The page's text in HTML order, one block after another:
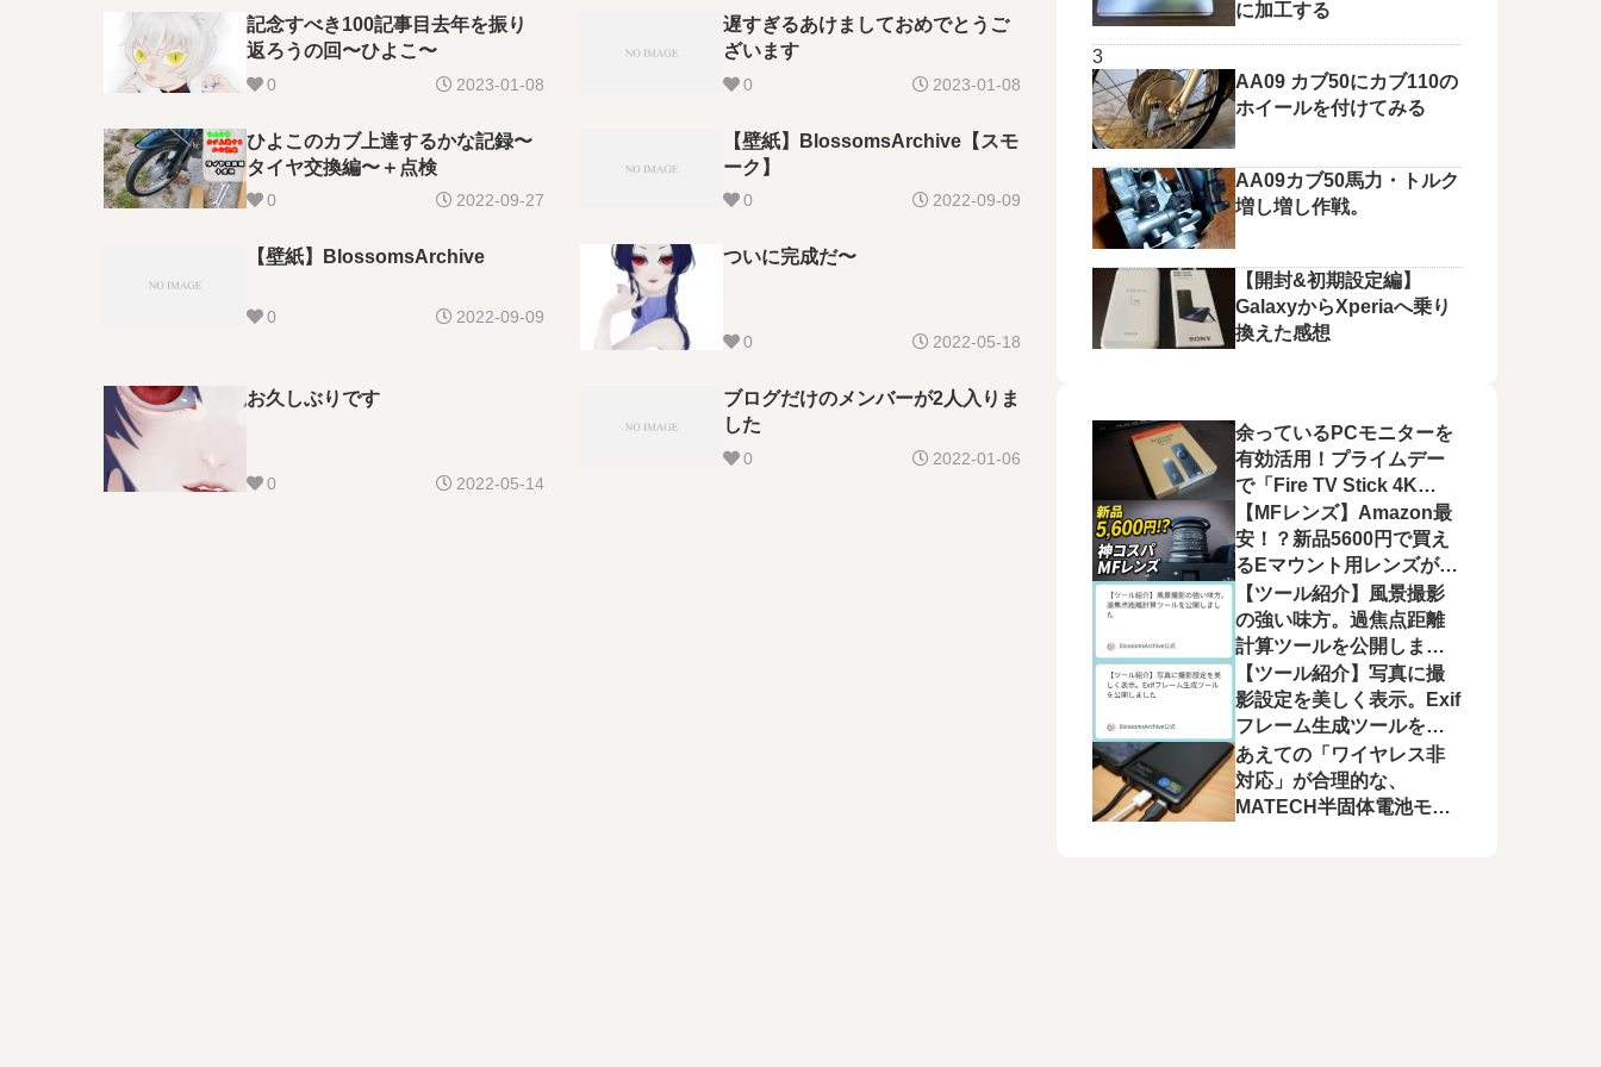
記念すべき100記事目去年を振り
返ろうの回〜ひよこ〜
0 2023-01-08
遅すぎるあけましておめでとうご
ざいます
0 2023-01-08
ひよこのカブ上達するかな記録〜
タイヤ交換編〜＋点検
0 2022-09-27
【壁紙】BlossomsArchive【スモ
ーク】
0 2022-09-09
【壁紙】BlossomsArchive
0 2022-09-09
ついに完成だ〜
0 2022-05-18
お久しぶりです
0 2022-05-14
ブログだけのメンバーが2人入りま
した
0 2022-01-06
に加工する
AA09 カブ50にカブ110の
ホイールを付けてみる
AA09カブ50馬力・トルク
増し増し作戦。
【開封&初期設定編】
GalaxyからXperiaへ乗り
換えた感想
余っているPCモニターを
有効活用！プライムデー
で「Fire TV Stick 4K
Plus」を選んだ理由と、
モニター運用の注意点
【MFレンズ】Amazon最
安！？新品5600円で買え
るEマウント用レンズが良
かった【Pixco 25mm
F1.8 HD.MC】
【ツール紹介】風景撮影
の強い味方。過焦点距離
計算ツールを公開しまし
た
【ツール紹介】写真に撮
影設定を美しく表示。Exif
フレーム生成ツールを公
開しました
あえての「ワイヤレス非
対応」が合理的な、
MATECH半固体電池モバ